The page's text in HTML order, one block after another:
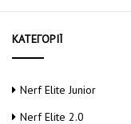
КАТЕГОРІЇ
Nerf Elite Junior
Nerf Elite 2.0